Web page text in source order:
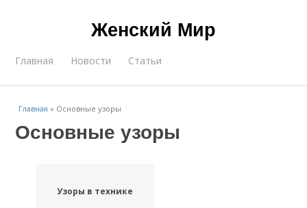
Женский Мир
Главная Новости Статьи
Главная » Основные узоры
Основные узоры
Узоры в технике